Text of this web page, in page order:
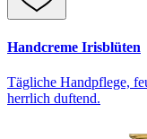
Handcreme Irisblüten
Tägliche Handpflege,
herrlich duftend.